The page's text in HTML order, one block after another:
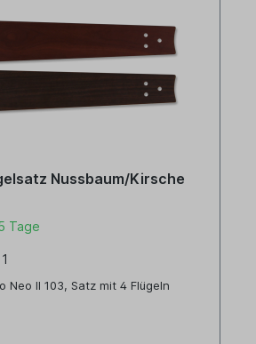
Nussbaum/Kirsche
Tage
Neo II 103, Satz mit 4 Flügeln